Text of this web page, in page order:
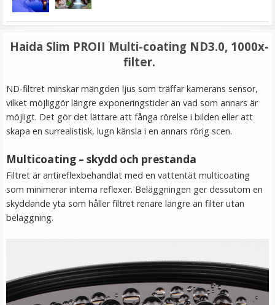
LÄGG I VARUKORG
Step Up Ring 67-72mm - Gör filtergängan större
69 kr
LÄGG I VARUKORG
Haida Slim PROII Multi-coating ND3.0, 1000x-
filter.
ND-filtret minskar mängden ljus som träffar kamerans sensor,
vilket möjliggör längre exponeringstider än vad som annars är
möjligt. Det gör det lättare att fånga rörelse i bilden eller att
skapa en surrealistisk, lugn känsla i en annars rörig scen.
Multicoating – skydd och prestanda
Filtret är antireflexbehandlat med en vattentät multicoating
som minimerar interna reflexer. Beläggningen ger dessutom en
skyddande yta som håller filtret renare längre än filter utan
beläggning.